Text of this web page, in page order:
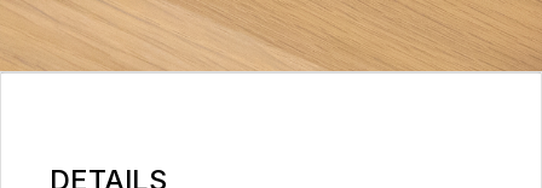
DETAILS